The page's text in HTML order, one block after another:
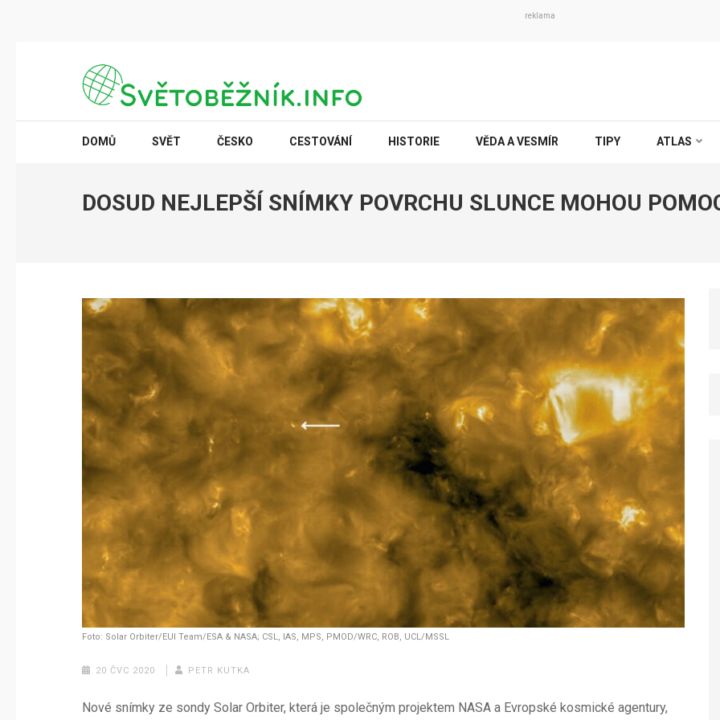
reklama
SVĚTOBĚŽNÍK.INFO
DOMŮ SVĚT ČESKO CESTOVÁNÍ HISTORIE VĚDA A VESMÍR TIPY ATLAS
DOSUD NEJLEPŠÍ SNÍMKY POVRCHU SLUNCE MOHOU
Foto: Solar Orbiter/EUI Team/ESA & NASA; CSL, IAS, MPS, PMOD/WRC, ROB, UCL/MSSL
20 ČVC 2020 PETR KUTKA
Nové snímky ze sondy Solar Orbiter, která je společným projektem NASA a Evropské kosmické agentury,